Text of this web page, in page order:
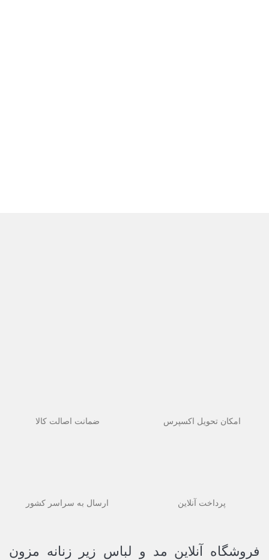
امکان تحویل اکسپرس ضمانت اصالت کالا
پرداخت آنلاین ارسال به سراسر کشور
فروشگاه آنلاین مد و لباس زیر زنانه مزون